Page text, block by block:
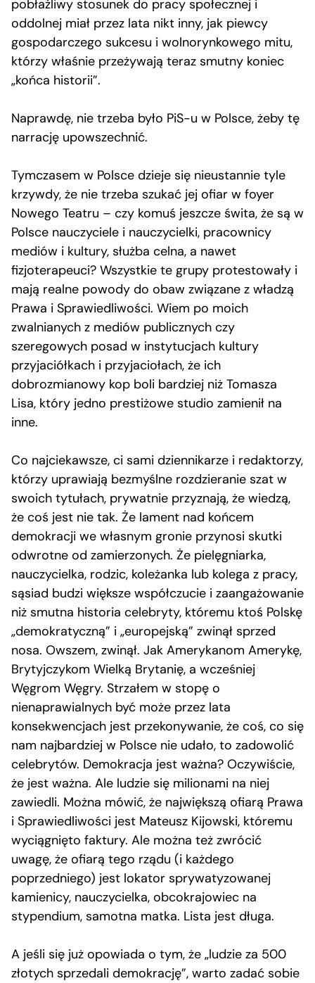
pobłażliwy stosunek do pracy społecznej i
oddolnej miał przez lata nikt inny, jak piewcy
gospodarczego sukcesu i wolnorynkowego mitu,
którzy właśnie przeżywają teraz smutny koniec
„końca historii”.
Naprawdę, nie trzeba było PiS-u w Polsce, żeby tę
narrację upowszechnić.
Tymczasem w Polsce dzieje się nieustannie tyle
krzywdy, że nie trzeba szukać jej ofiar w foyer
Nowego Teatru – czy komuś jeszcze świta, że są w
Polsce nauczyciele i nauczycielki, pracownicy
mediów i kultury, służba celna, a nawet
fizjoterapeuci? Wszystkie te grupy protestowały i
mają realne powody do obaw związane z władzą
Prawa i Sprawiedliwości. Wiem po moich
zwalnianych z mediów publicznych czy
szeregowych posad w instytucjach kultury
przyjaciółkach i przyjaciołach, że ich
dobrozmianowy kop boli bardziej niż Tomasza
Lisa, który jedno prestiżowe studio zamienił na
inne.
Co najciekawsze, ci sami dziennikarze i redaktorzy,
którzy uprawiają bezmyślne rozdzieranie szat w
swoich tytułach, prywatnie przyznają, że wiedzą,
że coś jest nie tak. Że lament nad końcem
demokracji we własnym gronie przynosi skutki
odwrotne od zamierzonych. Że pielęgniarka,
nauczycielka, rodzic, koleżanka lub kolega z pracy,
sąsiad budzi większe współczucie i zaangażowanie
niż smutna historia celebryty, któremu ktoś Polskę
„demokratyczną” i „europejską” zwinął sprzed
nosa. Owszem, zwinął. Jak Amerykanom Amerykę,
Brytyjczykom Wielką Brytanię, a wcześniej
Węgrom Węgry. Strzałem w stopę o
nienaprawialnych być może przez lata
konsekwencjach jest przekonywanie, że coś, co się
nam najbardziej w Polsce nie udało, to zadowolić
celebrytów. Demokracja jest ważna? Oczywiście,
że jest ważna. Ale ludzie się milionami na niej
zawiedli. Można mówić, że największą ofiarą Prawa
i Sprawiedliwości jest Mateusz Kijowski, któremu
wyciągnięto faktury. Ale można też zwrócić
uwagę, że ofiarą tego rządu (i każdego
poprzedniego) jest lokator sprywatyzowanej
kamienicy, nauczycielka, obcokrajowiec na
stypendium, samotna matka. Lista jest długa.
A jeśli się już opowiada o tym, że „ludzie za 500
złotych sprzedali demokrację”, warto zadać sobie